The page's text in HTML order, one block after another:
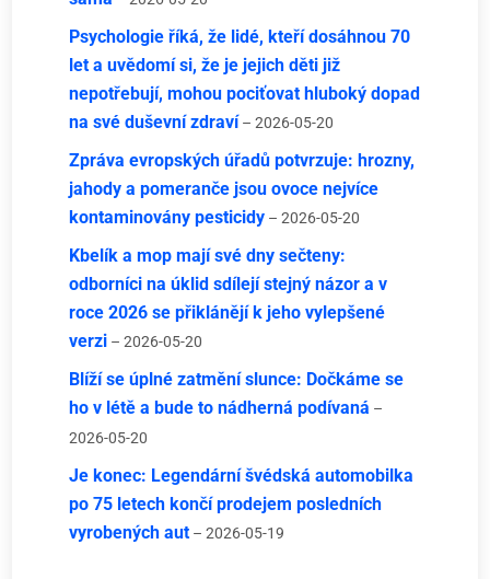
Psychologie říká, že lidé, kteří dosáhnou 70
let a uvědomí si, že je jejich děti již
nepotřebují, mohou pociťovat hluboký dopad
na své duševní zdraví – 2026-05-20
Zpráva evropských úřadů potvrzuje: hrozny,
jahody a pomeranče jsou ovoce nejvíce
kontaminovány pesticidy – 2026-05-20
Kbelík a mop mají své dny sečteny:
odborníci na úklid sdílejí stejný názor a v
roce 2026 se přiklánějí k jeho vylepšené
verzi – 2026-05-20
Blíží se úplné zatmění slunce: Dočkáme se
ho v létě a bude to nádherná podívaná –
2026-05-20
Je konec: Legendární švédská automobilka
po 75 letech končí prodejem posledních
vyrobených aut – 2026-05-19